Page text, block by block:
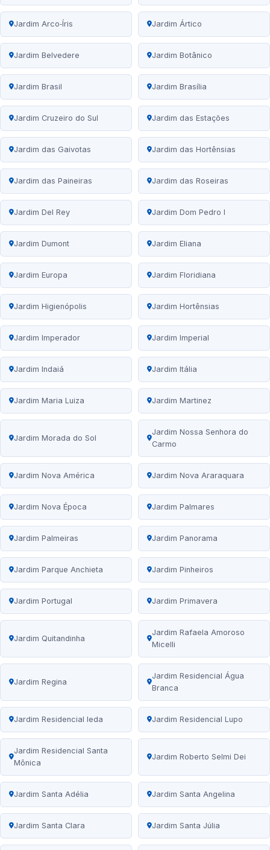
Jardim Arco‑Íris Jardim Ártico
Jardim Belvedere Jardim Botânico
Jardim Brasil Jardim Brasília
Jardim Cruzeiro do Sul Jardim das Estações
Jardim das Gaivotas Jardim das Hortênsias
Jardim das Paineiras Jardim das Roseiras
Jardim Del Rey Jardim Dom Pedro I
Jardim Dumont Jardim Eliana
Jardim Europa Jardim Floridiana
Jardim Higienópolis Jardim Hortênsias
Jardim Imperador Jardim Imperial
Jardim Indaiá Jardim Itália
Jardim Maria Luiza Jardim Martinez
Jardim Morada do Sol
Jardim Nossa Senhora do
Carmo
Jardim Nova América Jardim Nova Araraquara
Jardim Nova Época Jardim Palmares
Jardim Palmeiras Jardim Panorama
Jardim Parque Anchieta Jardim Pinheiros
Jardim Portugal Jardim Primavera
Jardim Quitandinha
Jardim Rafaela Amoroso
Micelli
Jardim Regina
Jardim Residencial Água
Branca
Jardim Residencial Ieda Jardim Residencial Lupo
Jardim Residencial Santa
Mônica
Jardim Roberto Selmi Dei
Jardim Santa Adélia Jardim Santa Angelina
Jardim Santa Clara Jardim Santa Júlia